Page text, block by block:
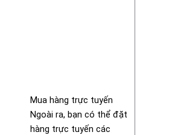
Mua hàng trực tuyến
Ngoài ra, bạn có thể đặt
hàng trực tuyến các